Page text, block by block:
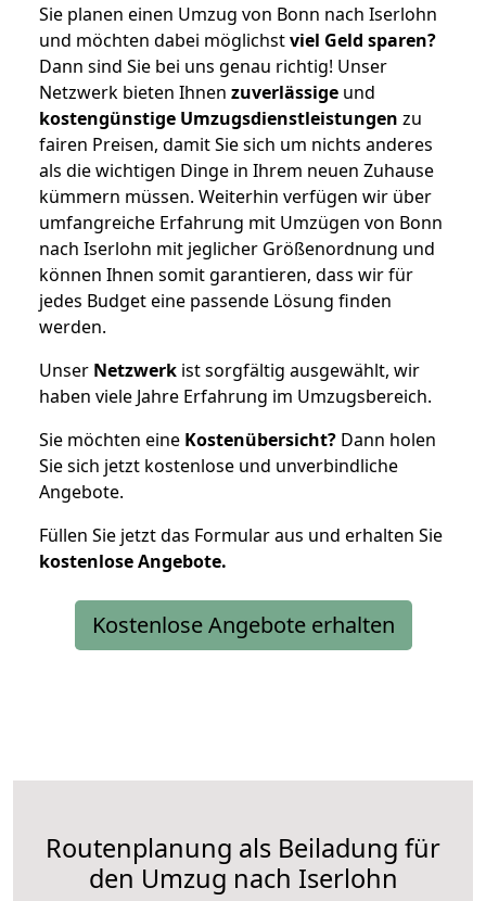
Sie planen einen Umzug von Bonn nach Iserlohn
und möchten dabei möglichstviel Geld sparen?
Dann sind Sie bei uns genau richtig! Unser
Netzwerk bieten Ihnen zuverlässige und
kostengünstige Umzugsdienstleistungen zu
fairen Preisen, damit Sie sich um nichts anderes
als die wichtigen Dinge in Ihrem neuen Zuhause
kümmern müssen. Weiterhin verfügen wir über
umfangreiche Erfahrung mit Umzügen von Bonn
nach Iserlohn mit jeglicher Größenordnung und
können Ihnen somit garantieren, dass wir für
jedes Budget eine passende Lösung finden
werden.
Unser Netzwerk ist sorgfältig ausgewählt, wir
haben viele Jahre Erfahrung im Umzugsbereich.
Sie möchten eine Kostenübersicht? Dann holen
Sie sich jetzt kostenlose und unverbindliche
Angebote.
Füllen Sie jetzt das Formular aus und erhalten Sie
kostenloseAngebote.
Kostenlose Angebote erhalten
Routenplanung als Beiladung für
den Umzug nach Iserlohn